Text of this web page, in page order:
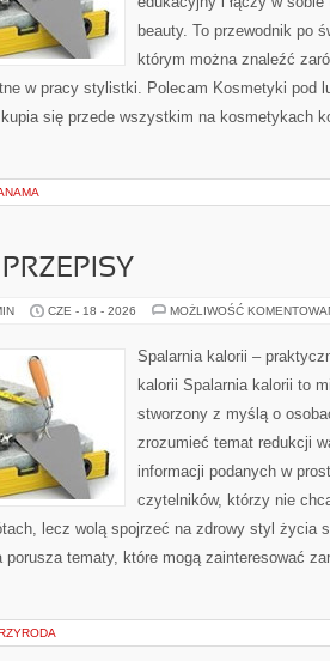
beauty. To przewodnik po
którym można znaleźć
w pracy stylistki. Polecam Kosmetyki pod
się przede wszystkim na kosmetykach
CZE - 18 - 2026 MOŻLIWOŚĆ
Spalarnia kalorii –
kalorii Spalarnia kalorii to
stworzony z myślą o
zrozumieć temat redukcji
informacji podanych w
czytelników, którzy nie
lecz wolą spojrzeć na zdrowy styl życia
porusza tematy, które mogą zainteresować